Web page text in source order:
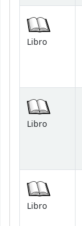
Libro
Libro
Libro